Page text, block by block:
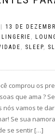
13 DE
LINGERIE ,
, SLEEP,
comprou os
que ama ?
vamos te
Se sua
se sentir […]